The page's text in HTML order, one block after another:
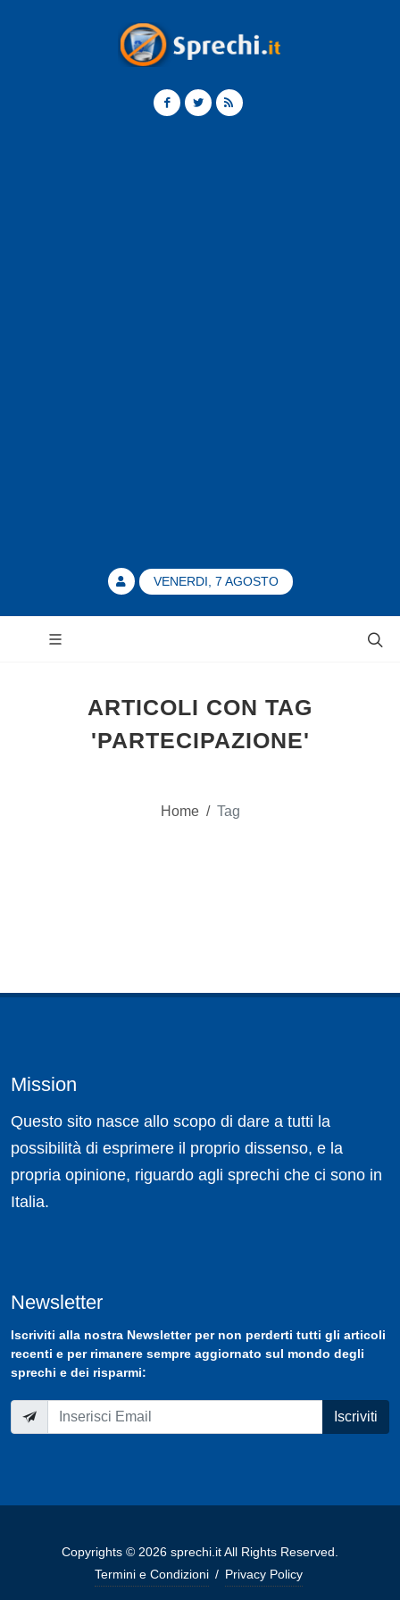
VENERDI, 7 AGOSTO
ARTICOLI CON TAG
'PARTECIPAZIONE'
Home / Tag
Mission
Questo sito nasce allo scopo di dare a tutti la
possibilità di esprimere il proprio dissenso, e la
propria opinione, riguardo agli sprechi che ci sono in
Italia.
Newsletter
Iscriviti alla nostra Newsletterper non perderti tutti gli articoli
recenti e per rimanere sempre aggiornato sul mondo degli
sprechi e dei risparmi:
Iscriviti
Copyrights © 2026 sprechi.it All Rights Reserved.
Termini e Condizioni / Privacy Policy